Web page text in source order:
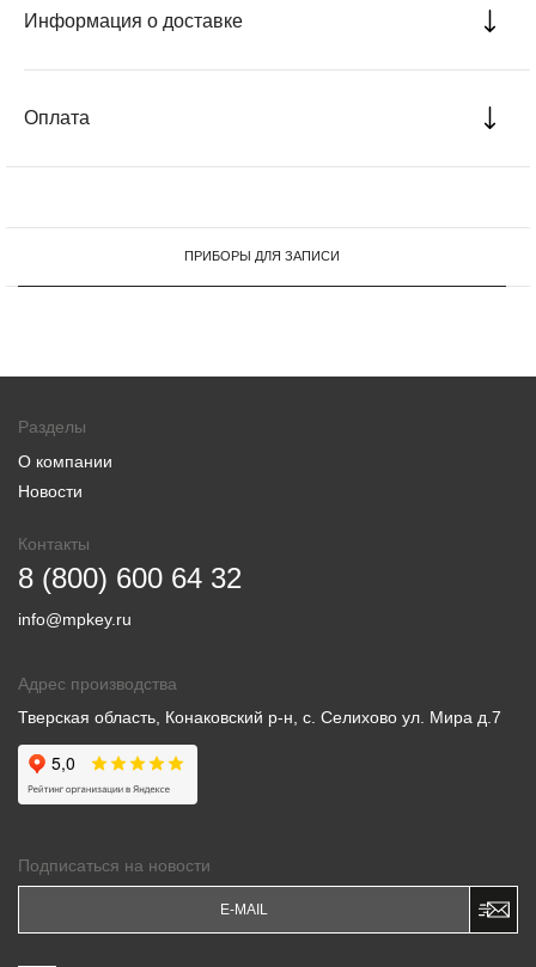
Информация о доставке
Оплата
ПРИБОРЫ ДЛЯ ЗАПИСИ
Разделы
О компании
Новости
Контакты
8 (800) 600 64 32
info@mpkey.ru
Адрес производства
Тверская область, Конаковский р-н, с. Селихово ул. Мира д.7
Подписаться на новости